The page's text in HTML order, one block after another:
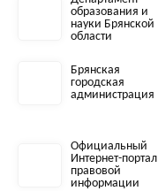
образования и
науки Брянской
области
Брянская
городская
администрация
Официальный
Интернет-портал
правовой
информации